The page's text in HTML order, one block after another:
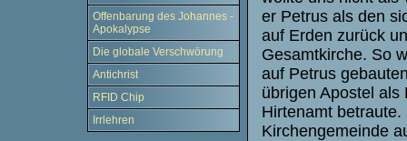
Offenbarung des Johannes -
Apokalypse
Die globale Verschwörung
Antichrist
RFID Chip
Irrlehren
er Petrus als den
auf Erden zurück
Gesamtkirche. So
auf Petrus
übrigen Apostel als
Hirtenamt
Kirchengemeinde